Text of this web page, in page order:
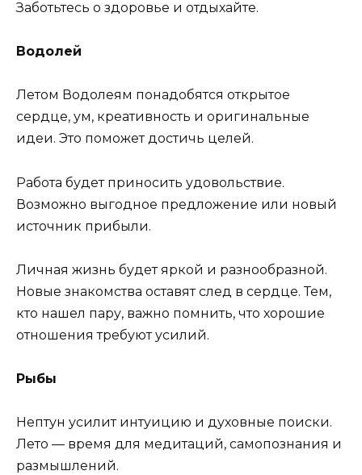
Заботьтесь о здоровье и отдыхайте.
Водолей
Летом Водолеям понадобятся открытое
сердце, ум, креативность и оригинальные
идеи. Это поможет достичь целей.
Работа будет приносить удовольствие.
Возможно выгодное предложение или новый
источник прибыли.
Личная жизнь будет яркой и разнообразной.
Новые знакомства оставят след в сердце. Тем,
кто нашел пару, важно помнить, что хорошие
отношения требуют усилий.
Рыбы
Нептун усилит интуицию и духовные поиски.
Лето — время для медитаций, самопознания и
размышлений.